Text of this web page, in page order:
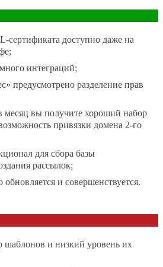
сертификата доступно даже на
интеграций;
предусмотрено разделение прав
месяц вы получите хороший набор
привязки домена 2-го
для сбора базы
рассылок;
обновляется и совершенствуется.
шаблонов и низкий уровень их